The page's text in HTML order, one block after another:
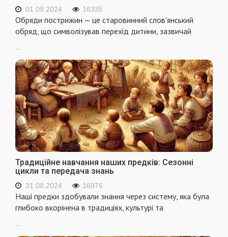
01.09.2024 16335
Обряди пострижин — це старовинний слов'янський
обряд, що символізував перехід дитини, зазвичай
...
Традиційне навчання наших предків: Сезонні
цикли та передача знань
31.08.2024 16976
Наші предки здобували знання через систему, яка була
глибоко вкорінена в традиціях, культурі та